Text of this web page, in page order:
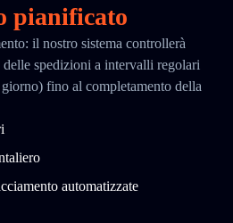
pianificato
il nostro sistema controllerà
delle spedizioni a intervalli regolari
fino al completamento della
automatizzate